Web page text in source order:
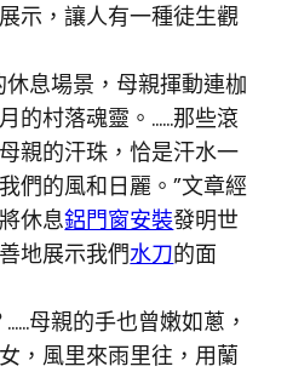
示，讓人有一種徒生觀
息場景，母親揮動連枷
的村落魂靈。……那些滾
親的汗珠，恰是汗水一
們的風和日麗。”文章經
休息鋁門窗安裝發明世
地展示我們水刀的面
母親的手也曾嫩如蔥，
，風里來雨里往，用蘭